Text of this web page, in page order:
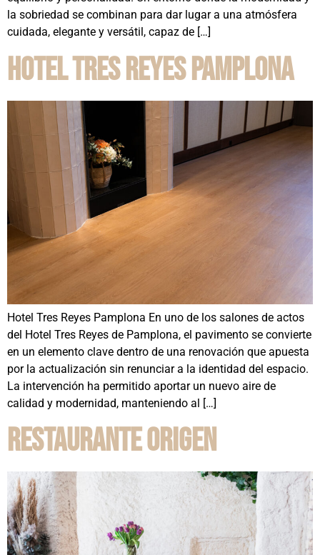
la sobriedad se combinan para dar lugar a una atmósfera
cuidada, elegante y versátil, capaz de […]
Hotel Tres Reyes Pamplona
Hotel Tres Reyes Pamplona En uno de los salones de actos
del Hotel Tres Reyes de Pamplona, el pavimento se convierte
en un elemento clave dentro de una renovación que apuesta
por la actualización sin renunciar a la identidad del espacio.
La intervención ha permitido aportar un nuevo aire de
calidad y modernidad, manteniendo al […]
Restaurante Origen